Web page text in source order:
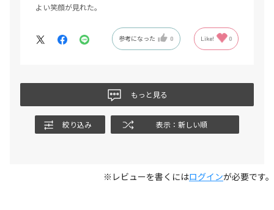
よい笑顔が見れた。
参考になった 0 Like! 0
もっと見る
絞り込み 表示：新しい順
※レビューを書くにはログインが必要です。